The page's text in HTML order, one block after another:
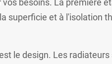
besoins. La première
superficie et à l'isolation
le design. Les